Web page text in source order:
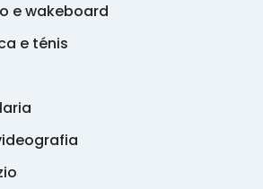
e wakeboard
e ténis